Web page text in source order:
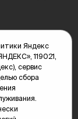
28А
Яндекс
119021,
сервис
сбора